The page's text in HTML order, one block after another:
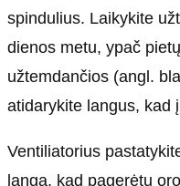
spindulius. Laikykite
dienos metu, ypač
užtemdančios (angl.
atidarykite langus, kad
Ventiliatorius
langą, kad pagerėtų